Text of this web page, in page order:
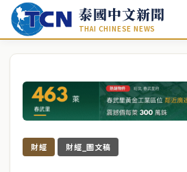
泰國中文新聞
THAI CHINESE NEWS
財經 財經_圖文稿